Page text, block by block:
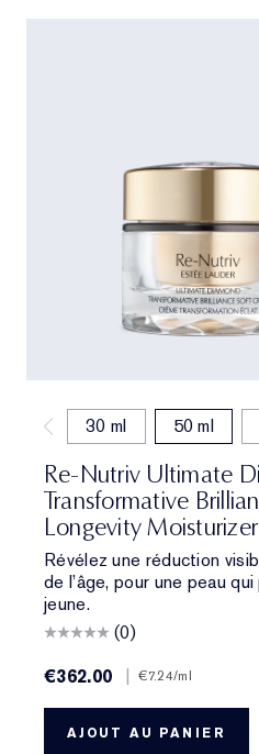
30 ml 50 ml
Re-Nutriv Ultimate
Transformative
Longevity Moisturizer
Révélez une réduction
de l’âge, pour une peau
jeune.
(0)
€362.00
€7.24/ml
AJOUT AU PANIER